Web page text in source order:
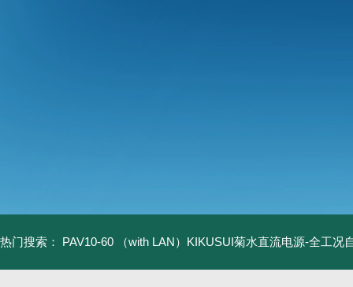
热门搜索： PAV10-60 （with LAN）KIKUSUI菊水直流电源-全工况